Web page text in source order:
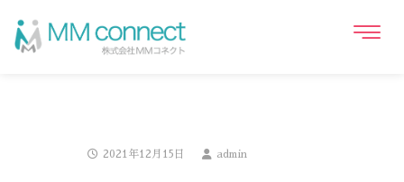
2021年12月15日 admin